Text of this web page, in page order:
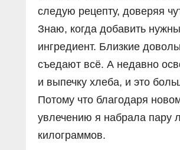
следую рецепту, доверяя
Знаю, когда добавить
ингредиент. Близкие
съедают всё. А недавно
и выпечку хлеба, и это
Потому что благодаря
увлечению я набрала пару
килограммов.